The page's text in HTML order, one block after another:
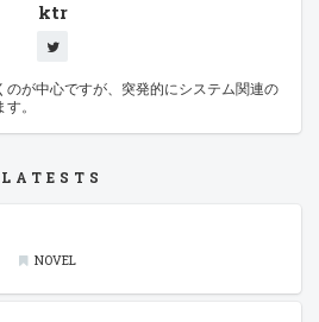
ktr
が中心ですが、突発的にシステム関連の
。
LATESTS
NOVEL